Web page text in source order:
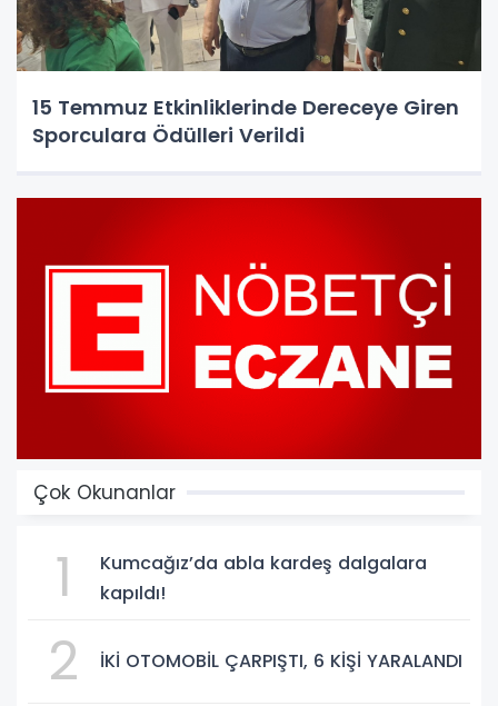
15 Temmuz Etkinliklerinde Dereceye Giren
Sporculara Ödülleri Verildi
Çok Okunanlar
1
Kumcağız’da abla kardeş dalgalara
kapıldı!
2 İKİ OTOMOBİL ÇARPIŞTI, 6 KİŞİ YARALANDI